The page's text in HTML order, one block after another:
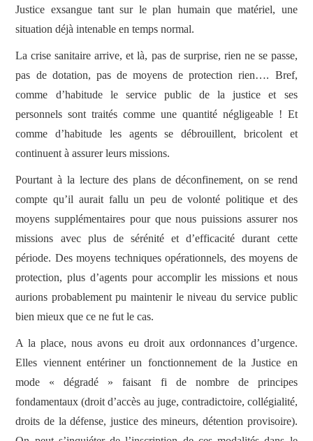
Justice exsangue tant sur le plan humain que matériel, une
situation déjà intenable en temps normal.
La crise sanitaire arrive, et là, pas de surprise, rien ne se passe,
pas de dotation, pas de moyens de protection rien…. Bref,
comme d’habitude le service public de la justice et ses
personnels sont traités comme une quantité négligeable ! Et
comme d’habitude les agents se débrouillent, bricolent et
continuent à assurer leurs missions.
Pourtant à la lecture des plans de déconfinement, on se rend
compte qu’il aurait fallu un peu de volonté politique et des
moyens supplémentaires pour que nous puissions assurer nos
missions avec plus de sérénité et d’efficacité durant cette
période. Des moyens techniques opérationnels, des moyens de
protection, plus d’agents pour accomplir les missions et nous
aurions probablement pu maintenir le niveau du service public
bien mieux que ce ne fut le cas.
A la place, nous avons eu droit aux ordonnances d’urgence.
Elles viennent entériner un fonctionnement de la Justice en
mode « dégradé » faisant fi de nombre de principes
fondamentaux (droit d’accès au juge, contradictoire, collégialité,
droits de la défense, justice des mineurs, détention provisoire).